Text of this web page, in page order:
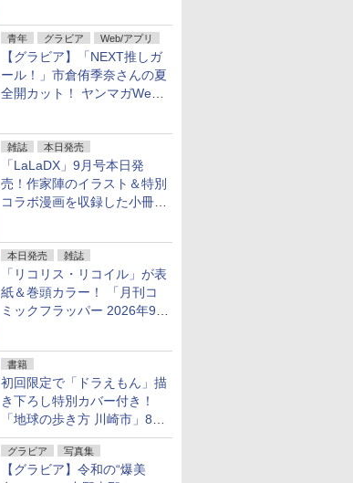
青年 グラビア Web/アプリ
【グラビア】「NEXT推しガ
ール！」市倉侑季奈さんの夏
全開カット！ ヤンマガWeb
雑誌 本日発売
「LaLaDX」9月号本日発
売！作家陣のイラスト＆特別
コラボ漫画を収録した小冊子
本日発売 雑誌
「リコリス・リコイル」が表
紙＆巻頭カラー！ 「月刊コ
ミックフラッパー 2026年9月
書籍
初回限定で「ドラえもん」描
き下ろし特別カバー付き！
「地球の歩き方 川崎市」8月
6日発売。川崎全7区の魅力を
詰め込んだ旅辞典
グラビア 写真集
【グラビア】令和の“爆美